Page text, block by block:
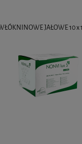
JAŁOWE 10 x